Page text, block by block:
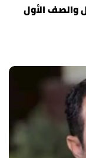
والصف الأول